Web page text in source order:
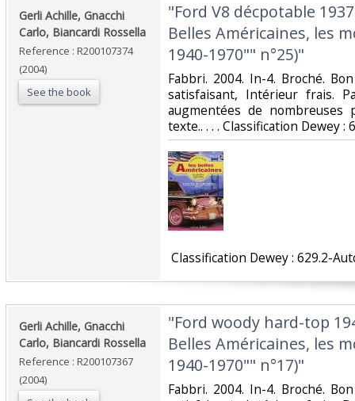
‎Gerli Achille, Gnacchi
Carlo, Biancardi Rossella‎
Reference : R200107374
(2004)
See the book
‎"Ford V8 décpotable
Belles Américaines, les
1940-1970"" n°25)"‎
‎Fabbri. 2004. In-4. Broché.
satisfaisant, Intérieur frais.
augmentées de nombreuses
texte.. . . . Classification Dewey :
Classification Dewey : 629.2-
‎Gerli Achille, Gnacchi
Carlo, Biancardi Rossella‎
Reference : R200107367
(2004)
‎"Ford woody hard-top
Belles Américaines, les
1940-1970"" n°17)"‎
‎Fabbri. 2004. In-4. Broché.